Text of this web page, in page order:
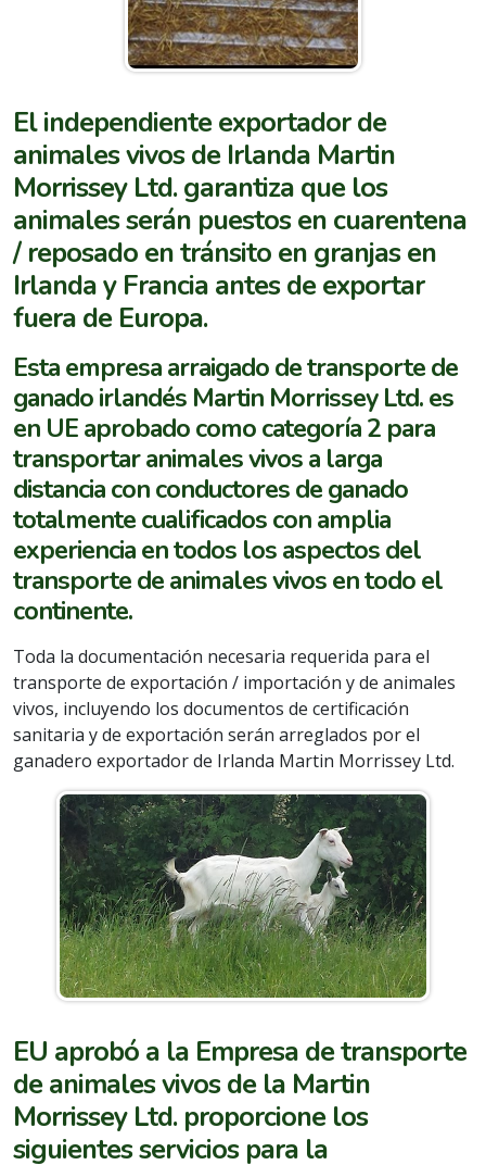
El independiente exportador de
animales vivos de Irlanda Martin
Morrissey Ltd. garantiza que los
animales serán puestos en cuarentena
/ reposado en tránsito en granjas en
Irlanda y Francia antes de exportar
fuera de Europa.
Esta empresa arraigado de transporte de
ganado irlandés Martin Morrissey Ltd. es
en UE aprobado como categoría 2 para
transportar animales vivos a larga
distancia con conductores de ganado
totalmente cualificados con amplia
experiencia en todos los aspectos del
transporte de animales vivos en todo el
continente.
Toda la documentación necesaria requerida para el
transporte de exportación / importación y de animales
vivos, incluyendo los documentos de certificación
sanitaria y de exportación serán arreglados por el
ganadero exportador de Irlanda Martin Morrissey Ltd.
EU aprobó a la Empresa de transporte
de animales vivos de la Martin
Morrissey Ltd. proporcione los
siguientes servicios para la